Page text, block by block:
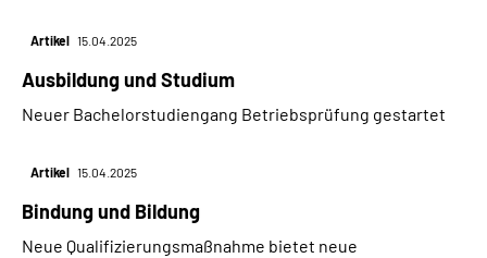
Artikel 15.04.2025
Ausbildung und Studium
Neuer Bachelorstudiengang Betriebsprüfung gestartet
Artikel 15.04.2025
Bindung und Bildung
Neue Qualifizierungsmaßnahme bietet neue